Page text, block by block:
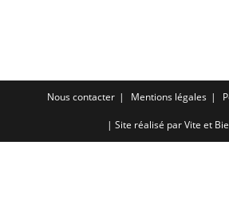
EMBEDNous contacter Mentions légales
| Site réalisé parVite et